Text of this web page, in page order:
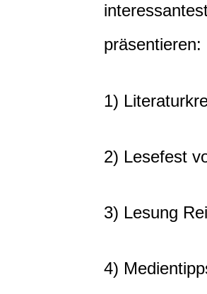
präsentieren:
1)
2) Lesefest
3) Lesung
4)